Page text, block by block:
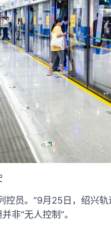
控员。”9月25日，绍兴
非“无人控制”。